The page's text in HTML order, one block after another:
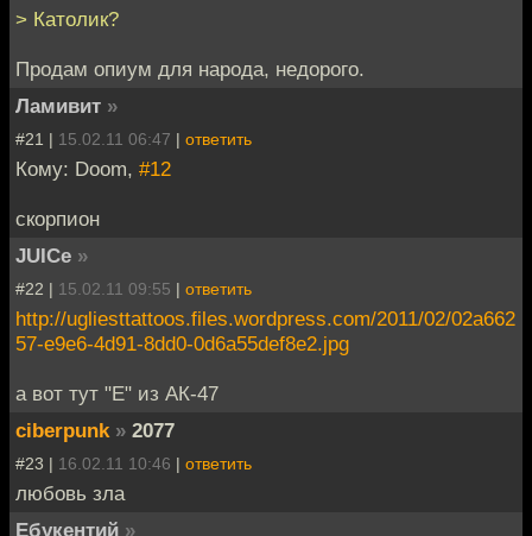
> Католик?
Продам опиум для народа, недорого.
Ламивит »
#21 | 15.02.11 06:47 | ответить
Кому: Doom, #12
скорпион
JUICe »
#22 | 15.02.11 09:55 | ответить
http://ugliesttattoos.files.wordpress.com/2011/02/02a662
57-e9e6-4d91-8dd0-0d6a55def8e2.jpg
а вот тут "Е" из АК-47
ciberpunk » 2077
#23 | 16.02.11 10:46 | ответить
любовь зла
Ебукентий »